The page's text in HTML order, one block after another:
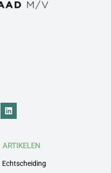
ARTIKELEN
Echtscheiding